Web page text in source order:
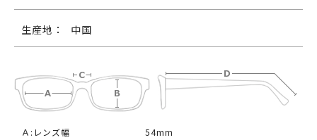
生産地： 中国
Ａ:レンズ幅 54mm